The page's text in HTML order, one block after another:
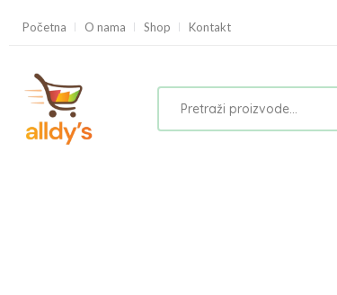
Početna O nama Shop Kontakt